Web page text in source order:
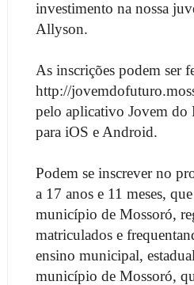
investimento na nossa
Allyson.
As inscrições podem ser
http://
pelo aplicativo Jovem
para iOS e Android.
Podem se inscrever no
a 17 anos e 11 meses,
município de Mossoró,
matriculados e
ensino municipal,
município de Mossoró,